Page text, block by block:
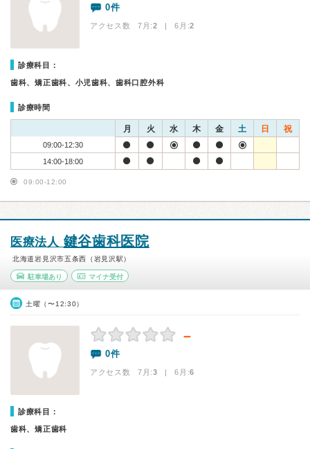
0件
アクセス数 7月:2 | 6月:2
診療科目：
歯科、矯正歯科、小児歯科、歯科口腔外科
診療時間
月 火 水 木 金 土 日 祝
09:00-12:30
14:00-18:00
09:00-12:00
医療法人 鍵谷歯科医院
北海道岩見沢市五条西（岩見沢駅）
駐車場あり マイナ受付
土曜（〜12:30）
－
0件
アクセス数 7月:3 | 6月:6
診療科目：
歯科、矯正歯科